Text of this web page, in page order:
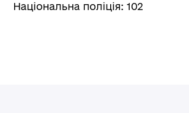
Національна поліція: 102